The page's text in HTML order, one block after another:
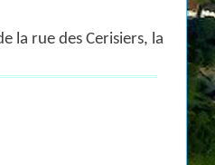
la rue des Cerisiers, la